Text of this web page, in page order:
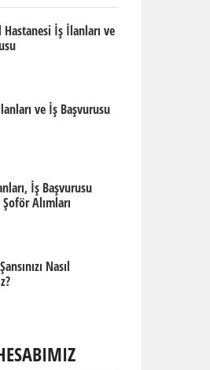
İş İlanları ve
ve İş Başvurusu
İş Başvurusu
Alımları
Nasıl